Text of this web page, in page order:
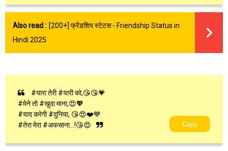
Also read : [200+] फ्रेंडशिप स्टेटस - Friendship Status in
Hindi 2025
#यारा तेरी #यारी को,😘😘💗
#मेने तो #खुदा माना,😍💖
#याद करेगी #दुनिया, 😘😍❤️💙
#तेरा मेरा #अफसाना...!😘😍
Copy